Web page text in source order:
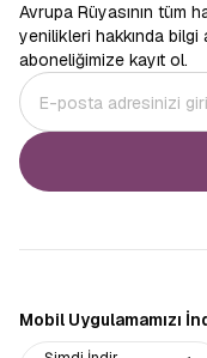
Avrupa Rüyasının tüm
yenilikleri hakkında
aboneliğimize kayıt ol.
Mobil Uygulamamızı